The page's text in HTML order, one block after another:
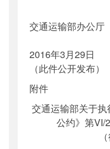
交通运输部办公厅
2016年3月29日
（此件公开发布）
附件
交通运输部关于
公约》第VI/